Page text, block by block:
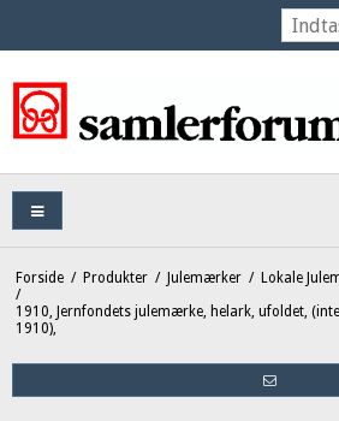
Forside / Produkter / Julemærker / Lokale
/
1910, Jernfondets julemærke, helark, ufoldet,
1910),